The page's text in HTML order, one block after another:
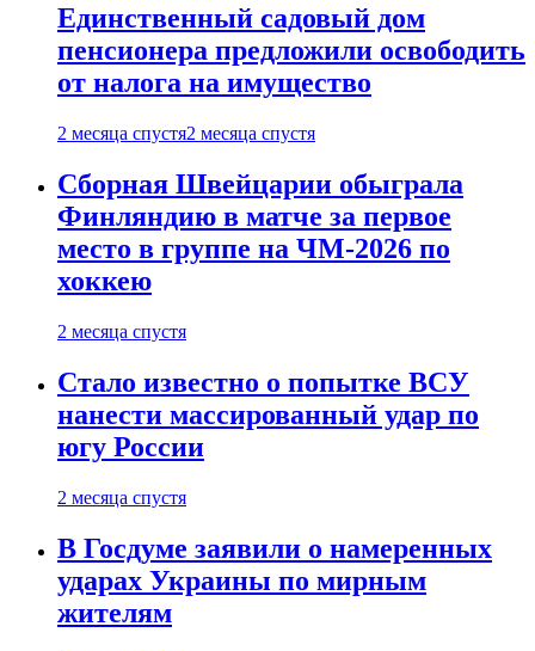
Единственный садовый дом
пенсионера предложили освободить
от налога на имущество
2 месяца спустя2 месяца спустя
Сборная Швейцарии обыграла
Финляндию в матче за первое
место в группе на ЧМ-2026 по
хоккею
2 месяца спустя
Стало известно о попытке ВСУ
нанести массированный удар по
югу России
2 месяца спустя
В Госдуме заявили о намеренных
ударах Украины по мирным
жителям